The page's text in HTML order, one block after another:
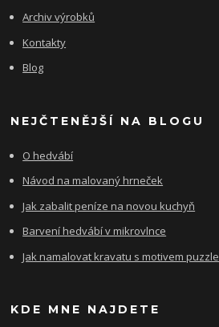
Archiv výrobků
Kontakty
Blog
NEJČTENĚJŠÍ NA BLOGU
O hedvábí
Návod na malovaný hrneček
Jak zabalit peníze na novou kuchyň
Barvení hedvábí v mikrovlnce
Jak namalovat kravatu s motivem puzzle
KDE MNE NAJDETE